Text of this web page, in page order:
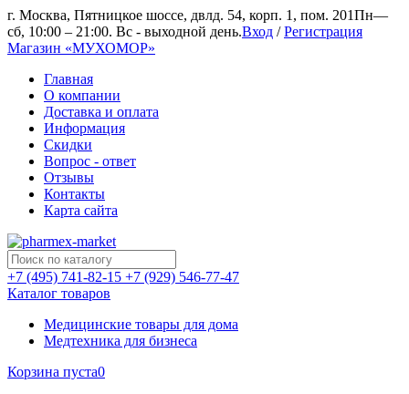
г. Москва, Пятницкое шоссе, двлд. 54, корп. 1, пом. 201Пн—
сб, 10:00 – 21:00. Вс - выходной день.Вход /Регистрация
Магазин «МУХОМОР»
Главная
О компании
Доставка и оплата
Информация
Скидки
Вопрос - ответ
Отзывы
Контакты
Карта сайта
+7 (495) 741-82-15 +7 (929) 546-77-47
Каталог товаров
Медицинские товары для дома
Медтехника для бизнеса
Корзина пуста0